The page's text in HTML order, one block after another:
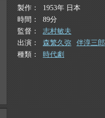
製作
1953年 日本
時間
89分
監督
志村敏夫
出演
森繁久弥 伴淳三郎
種類
時代劇